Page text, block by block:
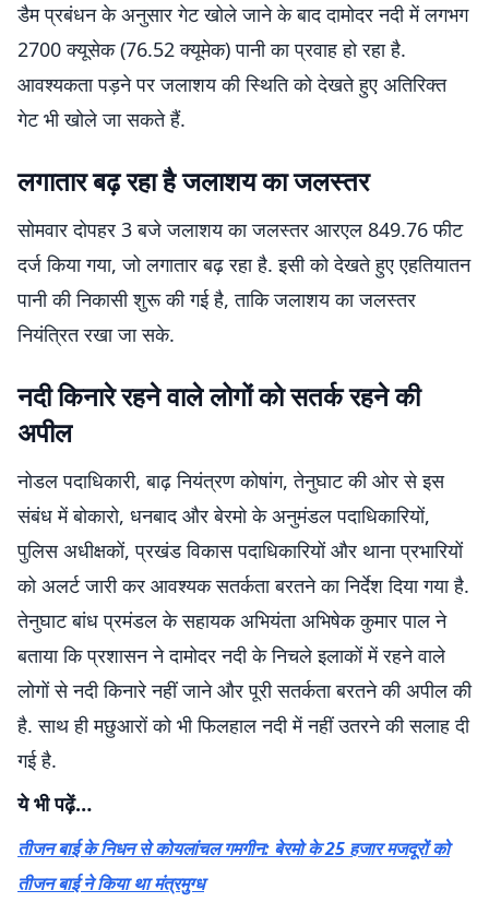
डैम प्रबंधन के अनुसार गेट खोले जाने के बाद दामोदर नदी में लगभग
2700 क्यूसेक (76.52 क्यूमेक) पानी का प्रवाह हो रहा है.
आवश्यकता पड़ने पर जलाशय की स्थिति को देखते हुए अतिरिक्त
गेट भी खोले जा सकते हैं.
लगातार बढ़ रहा है जलाशय का जलस्तर
सोमवार दोपहर 3 बजे जलाशय का जलस्तर आरएल 849.76 फीट
दर्ज किया गया, जो लगातार बढ़ रहा है. इसी को देखते हुए एहतियातन
पानी की निकासी शुरू की गई है, ताकि जलाशय का जलस्तर
नियंत्रित रखा जा सके.
नदी किनारे रहने वाले लोगों को सतर्क रहने की
अपील
नोडल पदाधिकारी, बाढ़ नियंत्रण कोषांग, तेनुघाट की ओर से इस
संबंध में बोकारो, धनबाद और बेरमो के अनुमंडल पदाधिकारियों,
पुलिस अधीक्षकों, प्रखंड विकास पदाधिकारियों और थाना प्रभारियों
को अलर्ट जारी कर आवश्यक सतर्कता बरतने का निर्देश दिया गया है.
तेनुघाट बांध प्रमंडल के सहायक अभियंता अभिषेक कुमार पाल ने
बताया कि प्रशासन ने दामोदर नदी के निचले इलाकों में रहने वाले
लोगों से नदी किनारे नहीं जाने और पूरी सतर्कता बरतने की अपील की
है. साथ ही मछुआरों को भी फिलहाल नदी में नहीं उतरने की सलाह दी
गई है.
ये भी पढ़ें…
तीजन बाई के निधन से कोयलांचल गमगीन: बेरमो के 25 हजार मजदूरों को
तीजन बाई ने किया था मंत्रमुग्ध